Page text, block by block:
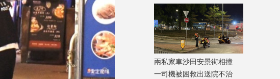
兩私家車沙田安景街相撞
一司機被困救出送院不治